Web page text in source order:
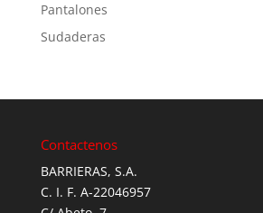
Pantalones
Sudaderas
Contactenos
BARRIERAS, S.A.
C. I. F. A-22046957